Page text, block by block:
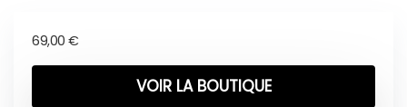
69,00 €
VOIR LA BOUTIQUE